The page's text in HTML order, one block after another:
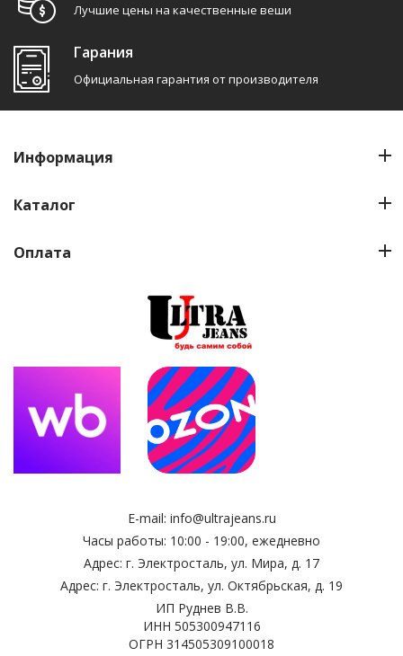
Лучшие цены на качественные веши
Гарания
Официальная гарантия от производителя
E-mail: info@ultrajeans.ru
Часы работы: 10:00 - 19:00, ежедневно
Адрес: г. Электросталь, ул. Мира, д. 17
Адрес: г. Электросталь, ул. Октябрьская, д. 19
ИП Руднев В.В.
ИНН 505300947116
ОГРН 314505309100018
Информация
Каталог
Оплата